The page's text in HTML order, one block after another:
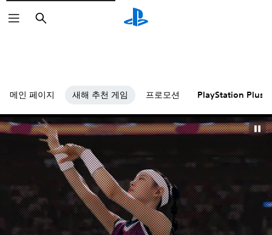
검
색
메인 페이지 새해 추천 게임 프로모션 PlayStation Plus